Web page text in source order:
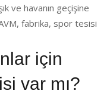
ve havanın geçişine
AVM, fabrika, spor tesisi
için
var mı?